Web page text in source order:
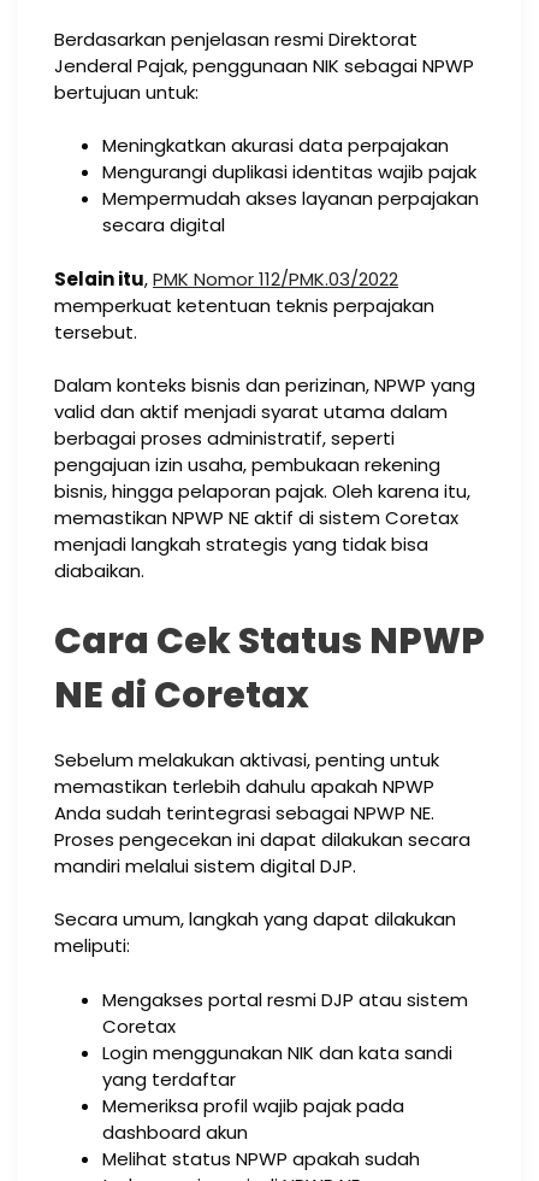
Berdasarkan penjelasan resmi Direktorat
Jenderal Pajak, penggunaan NIK sebagai NPWP
bertujuan untuk:
Meningkatkan akurasi data perpajakan
Mengurangi duplikasi identitas wajib pajak
Mempermudah akses layanan perpajakan
secara digital
Selain itu,PMK Nomor 112/PMK.03/2022
memperkuat ketentuan teknis perpajakan
tersebut.
Dalam konteks bisnis dan perizinan, NPWP yang
valid dan aktif menjadi syarat utama dalam
berbagai proses administratif, seperti
pengajuan izin usaha, pembukaan rekening
bisnis, hingga pelaporan pajak. Oleh karena itu,
memastikan NPWP NE aktif di sistem Coretax
menjadi langkah strategis yang tidak bisa
diabaikan.
Cara Cek Status NPWP
NE di Coretax
Sebelum melakukan aktivasi, penting untuk
memastikan terlebih dahulu apakah NPWP
Anda sudah terintegrasi sebagai NPWP NE.
Proses pengecekan ini dapat dilakukan secara
mandiri melalui sistem digital DJP.
Secara umum, langkah yang dapat dilakukan
meliputi:
Mengakses portal resmi DJP atau sistem
Coretax
Login menggunakan NIK dan kata sandi
yang terdaftar
Memeriksa profil wajib pajak pada
dashboard akun
Melihat status NPWP apakah sudah